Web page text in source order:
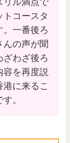
リル満点で
コースタ
。一番後ろ
んの声が聞
ざわざ後ろ
容を再度説
に来るこ
。